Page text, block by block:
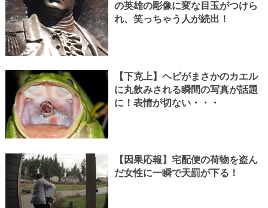
の英雄の彫像に変な目玉がつけら
れ、笑っちゃう人が続出！
【下克上】ヘビがまさかのカエル
に丸飲みされる瞬間の写真が話題
に！表情が切ない・・・
【因果応報】宅配便の荷物を盗ん
だ女性に一瞬で天罰が下る！